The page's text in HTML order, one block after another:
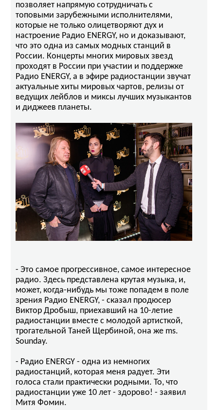
позволяет напрямую сотрудничать с
топовыми зарубежными исполнителями,
которые не только олицетворяют дух и
настроение Радио ENERGY, но и доказывают,
что это одна из самых модных станций в
России. Концерты многих мировых звезд
проходят в России при участии и поддержке
Радио ENERGY, а в эфире радиостанции звучат
актуальные хиты мировых чартов, релизы от
ведущих лейблов и миксы лучших музыкантов
и диджеев планеты.
- Это самое прогрессивное, самое интересное
радио. Здесь представлена крутая музыка, и,
может, когда-нибудь мы тоже попадем в поле
зрения Радио ENERGY, - сказал продюсер
Виктор Дробыш, приехавший на 10-летие
радиостанции вместе с молодой артисткой,
трогательной Таней Щербиной, она же ms.
Sounday.
- Радио ENERGY - одна из немногих
радиостанций, которая меня радует. Эти
голоса стали практически родными. То, что
радиостанции уже 10 лет - здорово! - заявил
Митя Фомин.